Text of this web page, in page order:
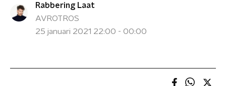
Rabbering Laat
AVROTROS
25 januari 2021 22:00 - 00:00